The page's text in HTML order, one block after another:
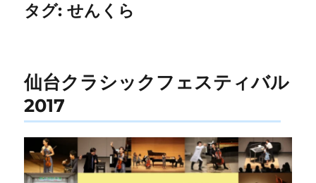
タグ:せんくら
仙台クラシックフェスティバル
2017